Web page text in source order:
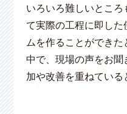
いろいろ難しいとこ
て実際の工程に即した
ムを作ることができ
中で、現場の声をお聞
加や改善を重ねている